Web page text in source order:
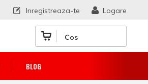
Cos
BLOG
Logare
Inregistreaza-te